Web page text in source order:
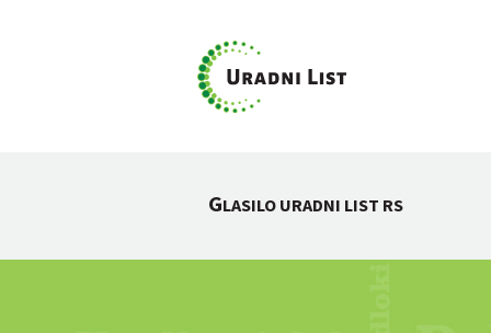
GLASILO URADNI LIST RS